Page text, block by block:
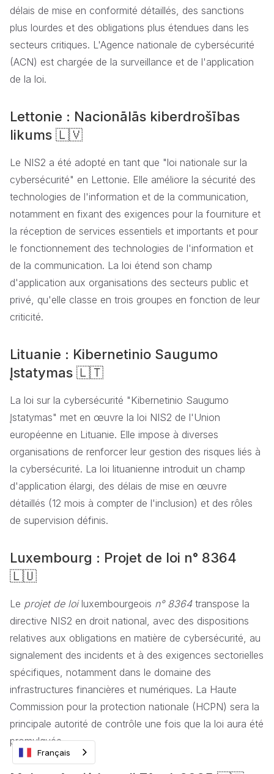
délais de mise en conformité détaillés, des sanctions
plus lourdes et des obligations plus étendues dans les
secteurs critiques. L'Agence nationale de cybersécurité
(ACN) est chargée de la surveillance et de l'application
de la loi.
Lettonie : Nacionālās kiberdrošības
likums 🇱🇻‍
Le NIS2 a été adopté en tant que "loi nationale sur la
cybersécurité" en Lettonie. Elle améliore la sécurité des
technologies de l'information et de la communication,
notamment en fixant des exigences pour la fourniture et
la réception de services essentiels et importants et pour
le fonctionnement des technologies de l'information et
de la communication. La loi étend son champ
d'application aux organisations des secteurs public et
privé, qu'elle classe en trois groupes en fonction de leur
criticité.
Lituanie : Kibernetinio Saugumo
Įstatymas 🇱🇹
La loi sur la cybersécurité "Kibernetinio Saugumo
Įstatymas" met en œuvre la loi NIS2 de l'Union
européenne en Lituanie. Elle impose à diverses
organisations de renforcer leur gestion des risques liés à
la cybersécurité. La loi lituanienne introduit un champ
d'application élargi, des délais de mise en œuvre
détaillés (12 mois à compter de l'inclusion) et des rôles
de supervision définis.
Luxembourg : Projet de loi n° 8364
🇱🇺
Le projet de loiluxembourgeois n° 8364transpose la
directive NIS2 en droit national, avec des dispositions
relatives aux obligations en matière de cybersécurité, au
signalement des incidents et à des exigences sectorielles
spécifiques, notamment dans le domaine des
infrastructures financières et numériques. La Haute
Commission pour la protection nationale (HCPN) sera la
principale autorité de contrôle une fois que la loi aura été
promulguée.
Français